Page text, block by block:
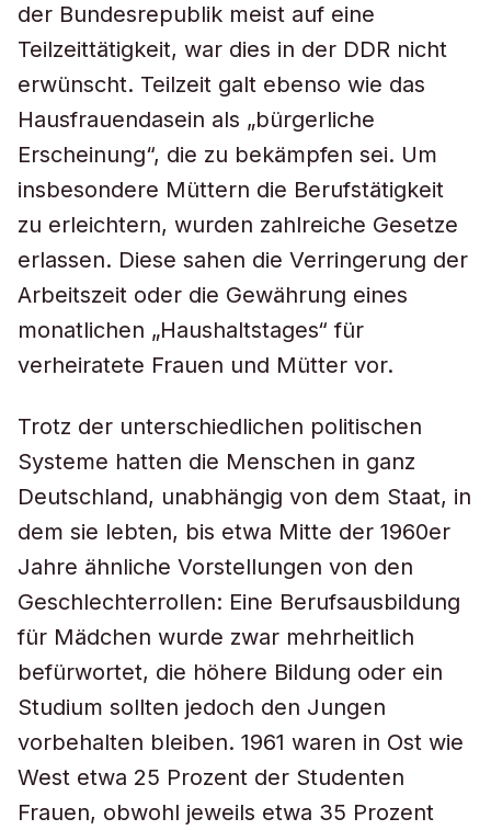
der Bundesrepublik meist auf eine
Teilzeittätigkeit, war dies in der DDR nicht
erwünscht. Teilzeit galt ebenso wie das
Hausfrauendasein als „bürgerliche
Erscheinung“, die zu bekämpfen sei. Um
insbesondere Müttern die Berufstätigkeit
zu erleichtern, wurden zahlreiche Gesetze
erlassen. Diese sahen die Verringerung der
Arbeitszeit oder die Gewährung eines
monatlichen „Haushaltstages“ für
verheiratete Frauen und Mütter vor.
Trotz der unterschiedlichen politischen
Systeme hatten die Menschen in ganz
Deutschland, unabhängig von dem Staat, in
dem sie lebten, bis etwa Mitte der 1960er
Jahre ähnliche Vorstellungen von den
Geschlechterrollen: Eine Berufsausbildung
für Mädchen wurde zwar mehrheitlich
befürwortet, die höhere Bildung oder ein
Studium sollten jedoch den Jungen
vorbehalten bleiben. 1961 waren in Ost wie
West etwa 25 Prozent der Studenten
Frauen, obwohl jeweils etwa 35 Prozent